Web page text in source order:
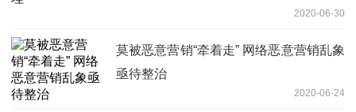
2020-06-30
莫被恶意营销“牵着走” 网络恶意营销乱象
亟待整治
2020-06-24